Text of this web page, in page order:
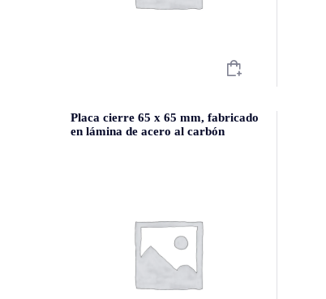
Placa cierre 65 x 65 mm, fabricado
en lámina de acero al carbón